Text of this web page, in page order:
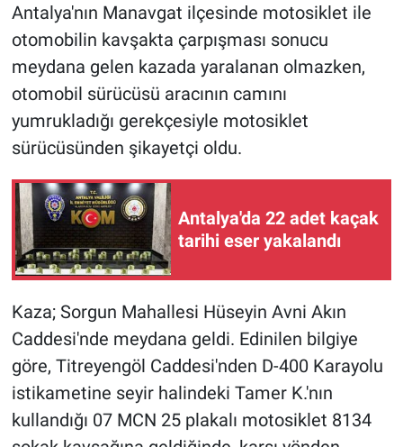
Antalya'nın Manavgat ilçesinde motosiklet ile
otomobilin kavşakta çarpışması sonucu
meydana gelen kazada yaralanan olmazken,
otomobil sürücüsü aracının camını
yumrukladığı gerekçesiyle motosiklet
sürücüsünden şikayetçi oldu.
Antalya'da 22 adet kaçak
tarihi eser yakalandı
Kaza; Sorgun Mahallesi Hüseyin Avni Akın
Caddesi'nde meydana geldi. Edinilen bilgiye
göre, Titreyengöl Caddesi'nden D-400 Karayolu
istikametine seyir halindeki Tamer K.'nın
kullandığı 07 MCN 25 plakalı motosiklet 8134